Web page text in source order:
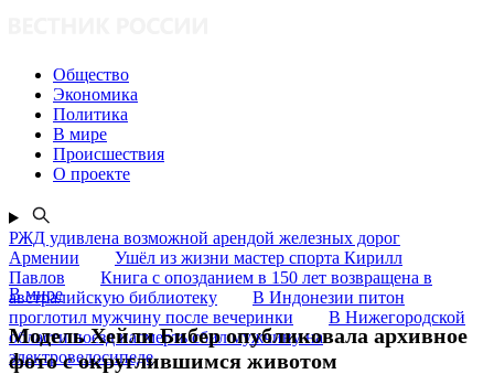
Общество
Экономика
Политика
В мире
Происшествия
О проекте
РЖД удивлена возможной арендой железных дорог
Армении
Ушёл из жизни мастер спорта Кирилл
Павлов
Книга с опозданием в 150 лет возвращена в
австралийскую библиотеку
В Индонезии питон
проглотил мужчину после вечеринки
В Нижегородской
области поезд насмерть сбил мужчину на
электровелосипеде
В мире
Модель Хейли Бибер опубликовала архивное
фото с округлившимся животом